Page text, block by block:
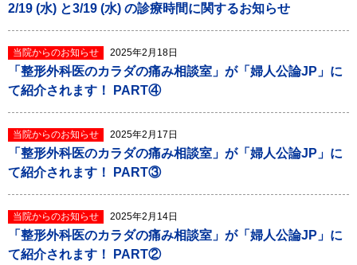
2/19 (水) と3/19 (水) の診療時間に関するお知らせ
当院からのお知らせ 2025年2月18日
「整形外科医のカラダの痛み相談室」が「婦人公論JP」に
て紹介されます！ PART④
当院からのお知らせ 2025年2月17日
「整形外科医のカラダの痛み相談室」が「婦人公論JP」に
て紹介されます！ PART③
当院からのお知らせ 2025年2月14日
「整形外科医のカラダの痛み相談室」が「婦人公論JP」に
て紹介されます！ PART②